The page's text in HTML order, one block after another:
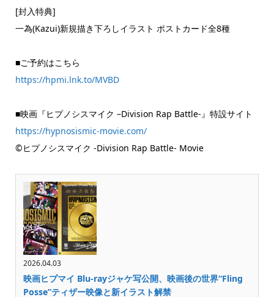
[封入特典]
一為(Kazui)新規描き下ろしイラスト ポストカード全8種
■ご予約はこちら
https://hpmi.lnk.to/MVBD
■映画『ヒプノシスマイク –Division Rap Battle-』特設サイト
https://hypnosismic-movie.com/
©ヒプノシスマイク -Division Rap Battle- Movie
2026.04.03
映画ヒプマイ Blu-rayジャケ写公開、映画後の世界“Fling
Posse”ティザー映像と新イラスト解禁